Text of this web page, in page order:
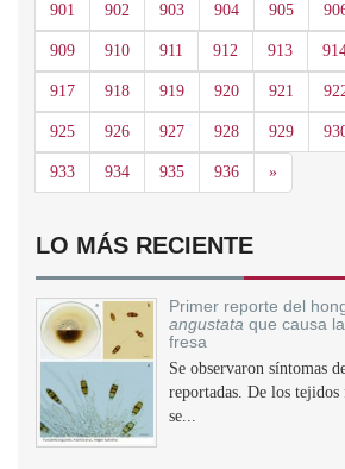
901 902 903 904 905
909 910 911 912 913
917 918 919 920 921
925 926 927 928 929
933 934 935 936 »Siguiente
LO MÁS RECIENTE
Primer reporte del
angustata que causa
fresa
Se observaron síntomas
reportadas. De los
se...